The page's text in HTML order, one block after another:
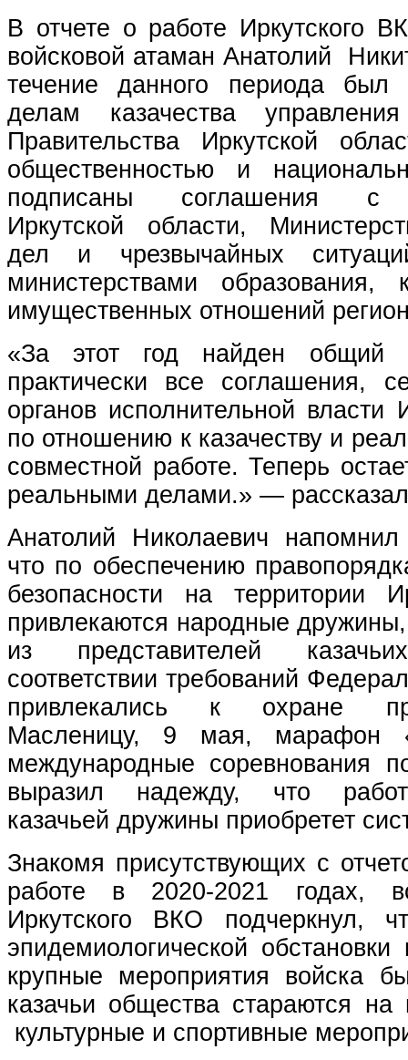
В отчете о работе Иркутского
войсковой атаман Анатолий
течение данного периода был
делам казачества
Правительства Иркутской
общественностью и
подписаны соглашения с
Иркутской области,
дел и чрезвычайных
министерствами образования,
имущественных отношений
«За этот год найден общий
практически все соглашения,
органов исполнительной власти
по отношению к казачеству и
совместной работе. Теперь
реальными делами.» —
Анатолий Николаевич
что по обеспечению
безопасности на территории
привлекаются народные
из представителей
соответствии требований
привлекались к охране
Масленицу, 9 мая, марафон
международные соревнования
выразил надежду, что
казачьей дружины приобретет
Знакомя присутствующих с
работе в 2020-2021 годах,
Иркутского ВКО подчеркнул,
эпидемиологической
крупные мероприятия войска
казачьи общества стараются на
культурные и спортивные